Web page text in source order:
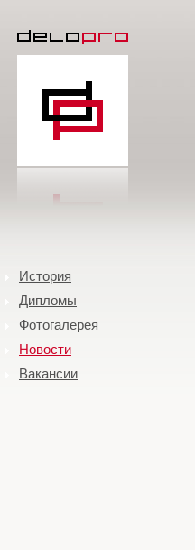
История
Дипломы
Фотогалерея
Новости
Вакансии